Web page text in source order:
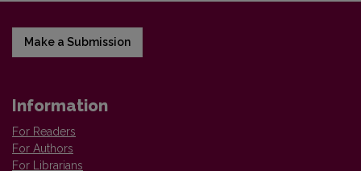
Make a Submission
Information
For Readers
For Authors
For Librarians